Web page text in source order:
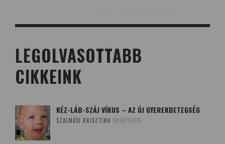
LEGOLVASOTTABB
CIKKEINK
KÉZ-LÁB-SZÁJ VÍRUS – AZ ÚJ GYEREKBETEGSÉG
SZALMÁSI KRISZTINA 2014/11/05